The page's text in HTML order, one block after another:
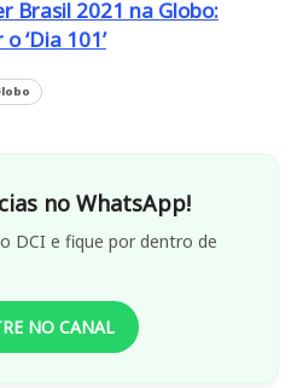
Brasil 2021 na Globo:
‘Dia 101’
no WhatsApp!
DCI e fique por dentro de
NO CANAL